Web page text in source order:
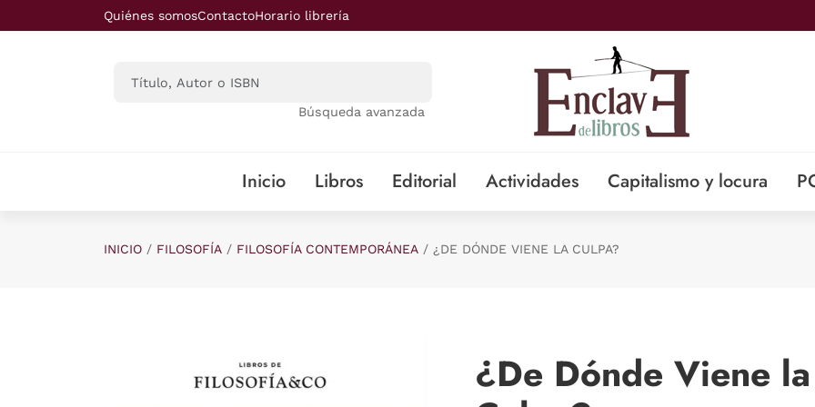
Saltar al contenido principal
Quiénes somosContactoHorario librería
Búsqueda avanzada
Inicio Libros Editorial Actividades Capitalismo y locura
INICIO FILOSOFÍA FILOSOFÍA CONTEMPORÁNEA ¿DE DÓNDE VIENE LA CULPA?
¿De Dónde Viene la